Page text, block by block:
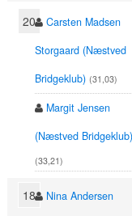
20
Carsten Madsen
Storgaard (Næstved
Bridgeklub) (31,03)
Margit Jensen
(Næstved Bridgeklub)
(33,21)
18
Nina Andersen